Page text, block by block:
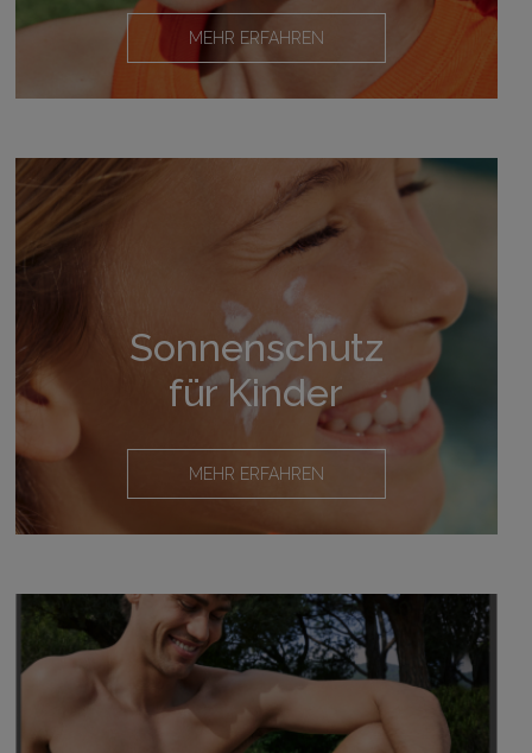
MEHR ERFAHREN
Sonnenschutz
für Kinder
MEHR ERFAHREN